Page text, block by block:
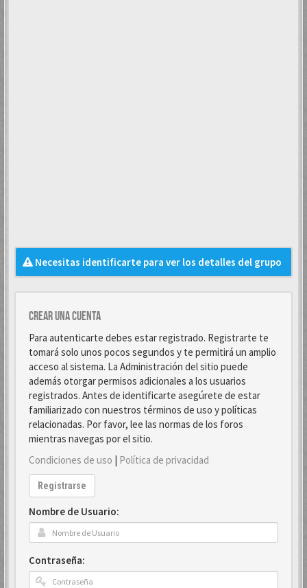
Necesitas identificarte para ver los detalles del grupo
Crear una cuenta
Para autenticarte debes estar registrado. Registrarte te
tomará solo unos pocos segundos y te permitirá un amplio
acceso al sistema. La Administración del sitio puede
además otorgar permisos adicionales a los usuarios
registrados. Antes de identificarte asegúrete de estar
familiarizado con nuestros términos de uso y políticas
relacionadas. Por favor, lee las normas de los foros
mientras navegas por el sitio.
Condiciones de uso | Política de privacidad
Registrarse
Nombre de Usuario:
Contraseña: